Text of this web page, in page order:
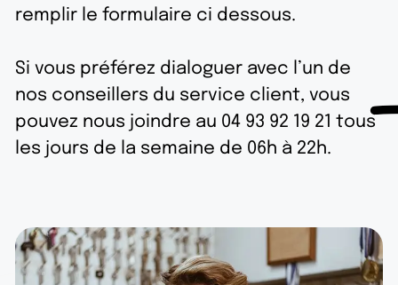
remplir le formulaire ci dessous.
Si vous préférez dialoguer avec l’un de
nos conseillers du service client, vous
pouvez nous joindre au 04 93 92 19 21 tous
les jours de la semaine de 06h à 22h.